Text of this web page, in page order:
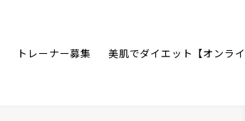
トレーナー募集 美肌でダイエット【オンラ